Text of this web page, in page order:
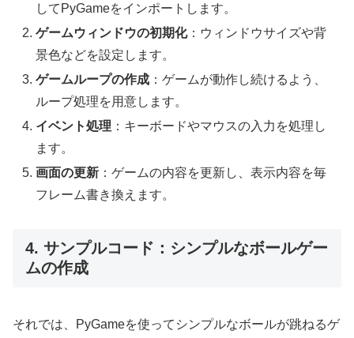
してPyGameをインポートします。
ゲームウィンドウの初期化：ウィンドウサイズや背
景色などを設定します。
ゲームループの作成 ：ゲームが動作し続けるよう、
ループ処理を用意します。
イベント処理 ：キーボードやマウスの入力を処理し
ます。
画面の更新 ：ゲームの内容を更新し、表示内容を毎
フレーム書き換えます。
4. サンプルコード：シンプルなボールゲー
ムの作成
それでは、PyGameを使ってシンプルなボールが跳ねるゲ